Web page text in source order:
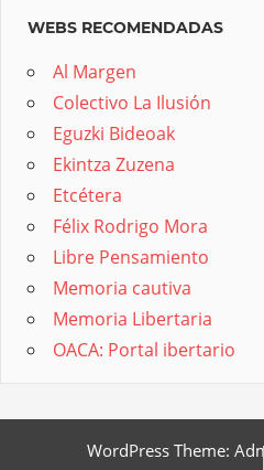
WEBS RECOMENDADAS
Al Margen
Colectivo La Ilusión
Eguzki Bideoak
Ekintza Zuzena
Etcétera
Félix Rodrigo Mora
Libre Pensamiento
Memoria cautiva
Memoria Libertaria
OACA: Portal ibertario
WordPress Theme: